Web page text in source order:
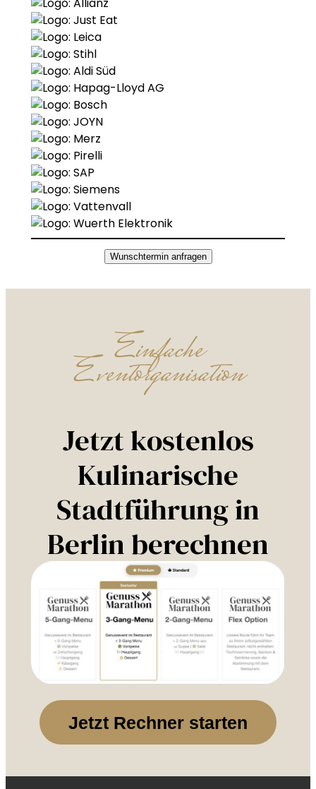
Wunschtermin anfragen
Einfache
Eventorganisation
Jetzt kostenlos
Kulinarische
Stadtführung in
Berlin berechnen
Jetzt Rechner starten